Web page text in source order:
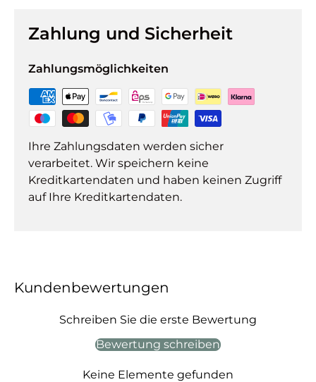
Zahlung und Sicherheit
Zahlungsmöglichkeiten
Ihre Zahlungsdaten werden sicher
verarbeitet. Wir speichern keine
Kreditkartendaten und haben keinen Zugriff
auf Ihre Kreditkartendaten.
Kundenbewertungen
Schreiben Sie die erste Bewertung
Bewertung schreiben
Keine Elemente gefunden